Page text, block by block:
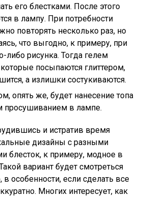
его блестками. После этого
в лампу. При потребности
повторять несколько раз, но
что выгодно, к примеру, при
либо рисунка. Тогда гелем
посыпаются глиттером,
а излишки состукиваются.
опять же, будет нанесение топа
просушиванием в лампе.
и истратив время
дизайны с разными
блесток, к примеру, модное в
вариант будет смотреться
особенности, если сделать все
Многих интересует, как